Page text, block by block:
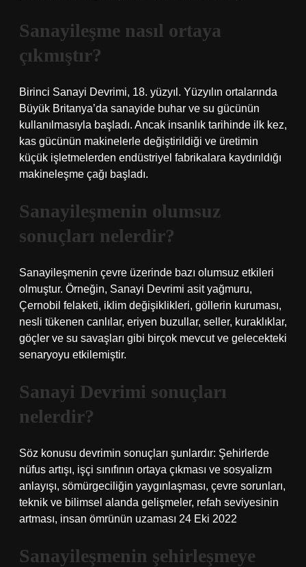
Sanayileşme nasıl ortaya
çıkmıştır?
Birinci Sanayi Devrimi, 18. yüzyıl. Yüzyılın ortalarında
Büyük Britanya’da sanayide buhar ve su gücünün
kullanılmasıyla başladı. Ancak insanlık tarihinde ilk kez,
kas gücünün makinelerle değiştirildiği ve üretimin
küçük işletmelerden endüstriyel fabrikalara kaydırıldığı
makineleşme çağı başladı.
Sanayileşmenin olumsuz
sonuçları nelerdir?
Sanayileşmenin çevre üzerinde bazı olumsuz etkileri
olmuştur. Örneğin, Sanayi Devrimi asit yağmuru,
Çernobil felaketi, iklim değişiklikleri, göllerin kuruması,
nesli tükenen canlılar, eriyen buzullar, seller, kuraklıklar,
göçler ve su savaşları gibi birçok mevcut ve gelecekteki
senaryoyu etkilemiştir.
Sanayi Devrimi sonuçları
nelerdir?
Söz konusu devrimin sonuçları şunlardır: Şehirlerde
nüfus artışı, işçi sınıfının ortaya çıkması ve sosyalizm
anlayışı, sömürgeciliğin yaygınlaşması, çevre sorunları,
teknik ve bilimsel alanda gelişmeler, refah seviyesinin
artması, insan ömrünün uzaması 24 Eki 2022
Sanayileşmenin şehirleşmeye